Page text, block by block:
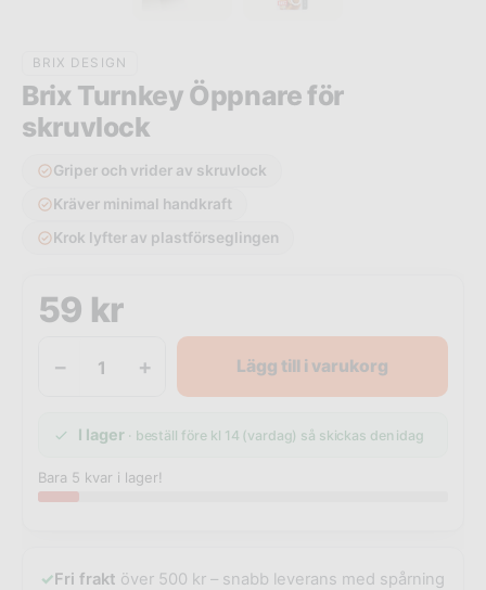
BRIX DESIGN
Brix Turnkey Öppnare för
skruvlock
Griper och vrider av skruvlock
Kräver minimal handkraft
Krok lyfter av plastförseglingen
59 kr
− + Lägg till i varukorg
I lager · beställ före kl 14 (vardag) så skickas den idag
Bara 5 kvar i lager!
✓Fri frakt över 500 kr – snabb leverans med spårning